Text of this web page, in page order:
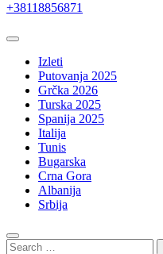
+38118856871
Open
ButtonIzleti
Putovanja 2025
Grčka 2026
Turska 2025
Spanija 2025
Italija
Tunis
Bugarska
Crna Gora
Albanija
Srbija
Close
Button